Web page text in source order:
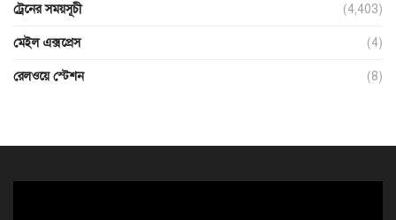
ট্রেনের সময়সূচী (4,403)
মেইল এক্সপ্রেস (4)
রেলওয়ে স্টেশন (8)